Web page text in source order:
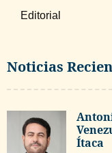
Editorial
Noticias
Ítaca